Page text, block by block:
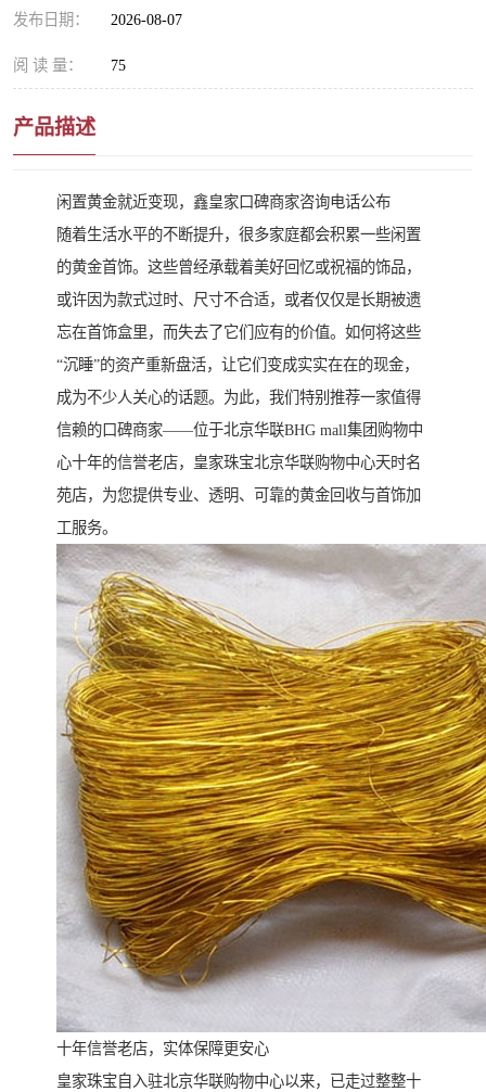
发布日期： 2026-08-07
阅 读 量： 75
产品描述
闲置黄金就近变现，鑫皇家口碑商家咨询电话公布
随着生活水平的不断提升，很多家庭都会积累一些闲置
的黄金首饰。这些曾经承载着美好回忆或祝福的饰品，
或许因为款式过时、尺寸不合适，或者仅仅是长期被遗
忘在首饰盒里，而失去了它们应有的价值。如何将这些
“沉睡”的资产重新盘活，让它们变成实实在在的现金，
成为不少人关心的话题。为此，我们特别推荐一家值得
信赖的口碑商家——位于北京华联BHG mall集团购物中
心十年的信誉老店，皇家珠宝北京华联购物中心天时名
苑店，为您提供专业、透明、可靠的黄金回收与首饰加
工服务。
十年信誉老店，实体保障更安心
皇家珠宝自入驻北京华联购物中心以来，已走过整整十